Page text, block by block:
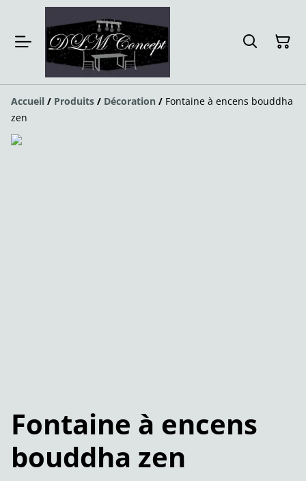
Accueil / Produits / Décoration / Fontaine à encens bouddha
zen
Fontaine à encens
bouddha zen